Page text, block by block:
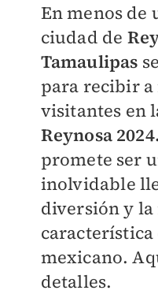
En menos de
ciudad de
Tamaulipas
para recibir a
visitantes en
Reynosa
promete ser
inolvidable
diversión y
mexicano.
detalles.